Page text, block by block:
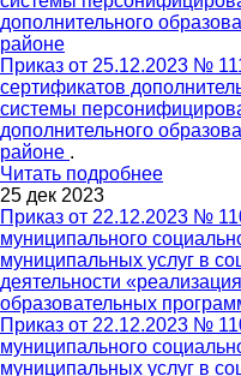
дополнительного
районе
Приказ от 25.12.2023 №
сертификатов
системы
дополнительного
районе .
Читать подробнее
25 дек 2023
Приказ от 22.12.2023 №
муниципального
муниципальных услуг в
деятельности
образовательных
Приказ от 22.12.2023 №
муниципального
муниципальных услуг в